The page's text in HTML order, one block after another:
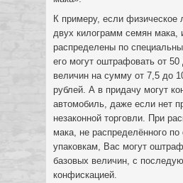
К примеру, если физическое
двух килограмм семян мака,
распределены по
его могут оштрафовать от 50
величин на сумму от 7,5 до
рублей. А в придачу могут
автомобиль, даже если нет
незаконной торговли. При
мака, не распределённого
упаковкам, Вас могут
базовых величин, с
конфискацией.